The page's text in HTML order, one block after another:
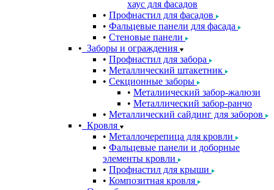
хаус для фасадов
Профнастил для фасадов
Фальцевые панели для фасада
Стеновые панели
Заборы и ограждения
Профнастил для забора
Металлический штакетник
Секционные заборы
Металиический забор-жалюзи
Металлический забор-ранчо
Металлический сайдинг для заборов
Кровля
Металлочерепица для кровли
Фальцевые панели и доборные
элементы кровли
Профнастил для крыши
Композитная кровля